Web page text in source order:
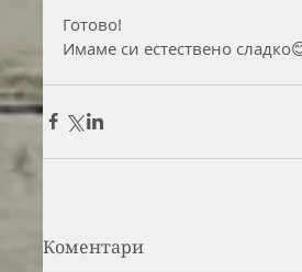
Готово!
Имаме си естествено
Коментари